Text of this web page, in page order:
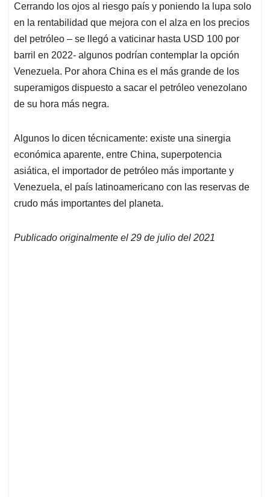
Cerrando los ojos al riesgo país y poniendo la lupa solo
en la rentabilidad que mejora con el alza en los precios
del petróleo – se llegó a vaticinar hasta USD 100 por
barril en 2022- algunos podrían contemplar la opción
Venezuela. Por ahora China es el más grande de los
superamigos dispuesto a sacar el petróleo venezolano
de su hora más negra.
Algunos lo dicen técnicamente: existe una sinergia
económica aparente, entre China, superpotencia
asiática, el importador de petróleo más importante y
Venezuela, el país latinoamericano con las reservas de
crudo más importantes del planeta.
Publicado originalmente el 29 de julio del 2021